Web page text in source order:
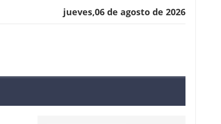
jueves,06 de agosto de 2026